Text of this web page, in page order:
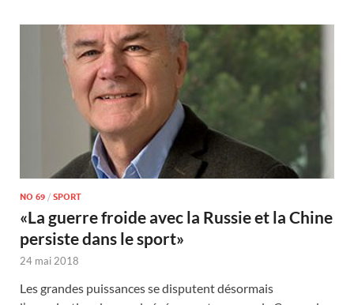
NO 69 / SPORT
«La guerre froide avec la Russie et la Chine
persiste dans le sport»
24 mai 2018
Les grandes puissances se disputent désormais